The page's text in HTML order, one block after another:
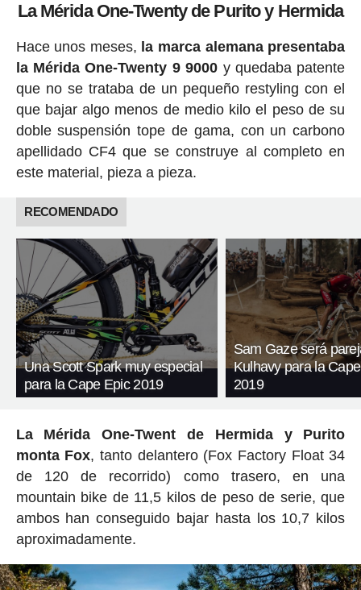
La Mérida One-Twenty de Purito y Hermida
Hace unos meses, la marca alemana presentaba
la Mérida One-Twenty 9 9000 y quedaba patente
que no se trataba de un pequeño restyling con el
que bajar algo menos de medio kilo el peso de su
doble suspensión tope de gama, con un carbono
apellidado CF4 que se construye al completo en
este material, pieza a pieza.
RECOMENDADO
Una Scott Spark muy especial
para la Cape Epic 2019
Sam Gaze será
Kulhavy para la
2019
La Mérida One-Twent de Hermida y Purito
monta Fox, tanto delantero (Fox Factory Float 34
de 120 de recorrido) como trasero, en una
mountain bike de 11,5 kilos de peso de serie, que
ambos han conseguido bajar hasta los 10,7 kilos
aproximadamente.